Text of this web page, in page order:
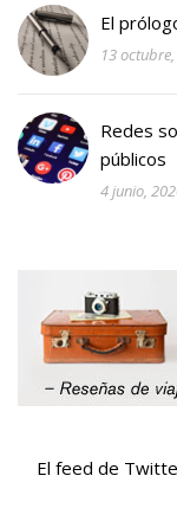
El
13
Redes
públicos
4 junio,
El feed de